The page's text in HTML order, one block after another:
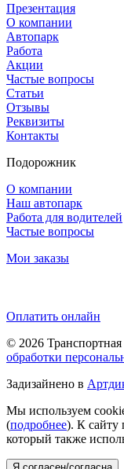
Презентация
О компании
Автопарк
Работа
Акции
Частые вопросы
Статьи
Отзывы
Реквизиты
Контакты
Подорожник
О компании
Наш автопарк
Работа для водителей
Частые вопросы
Мои заказы
Оплатить онлайн
© 2026
обработки
Задизайнено в
Мы используем
(подробнее). К сайту
который также